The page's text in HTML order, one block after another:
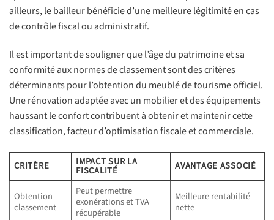
ailleurs, le bailleur bénéficie d’une meilleure légitimité en cas
de contrôle fiscal ou administratif.
Il est important de souligner que l’âge du patrimoine et sa
conformité aux normes de classement sont des critères
déterminants pour l’obtention du meublé de tourisme officiel.
Une rénovation adaptée avec un mobilier et des équipements
haussant le confort contribuent à obtenir et maintenir cette
classification, facteur d’optimisation fiscale et commerciale.
CRITÈRE IMPACT SUR LA
FISCALITÉ AVANTAGE ASSOCIÉ
Obtention
classement
Peut permettre
exonérations et TVA
récupérable
Meilleure rentabilité
nette